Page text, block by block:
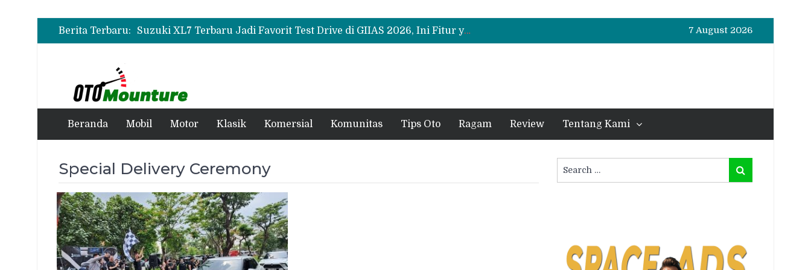
Berita Terbaru:
Promo Servis Mitsubishi Agustus 2026, Ada Diskon ESP dan Bodi & Cat Kilau Merdeka
Suzuki XL7 Terbaru Jadi Favorit Test Drive di GIIAS 2026, Ini Fitur yang Paling Dipuji
Bukan Sekadar Sporty, Ini Alasan Suzuki Fronx SGX Hybrid Kuro Layak Dilirik
7 August 2026
Beranda Mobil Motor Klasik Komersial Komunitas Tips Oto Ragam Review Tentang Kami
Special Delivery Ceremony
for:
Search